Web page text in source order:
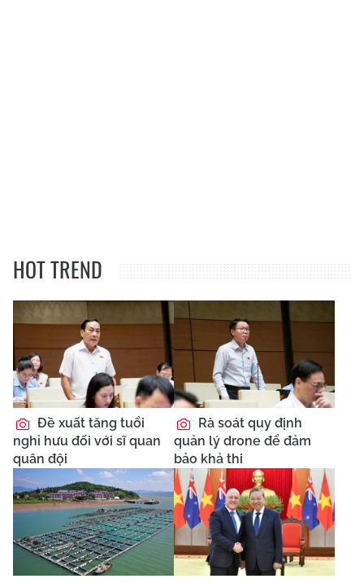
HOT TREND
Đề xuất tăng tuổi
nghỉ hưu đối với sĩ quan
quân đội
Rà soát quy định
quản lý drone để đảm
bảo khả thi